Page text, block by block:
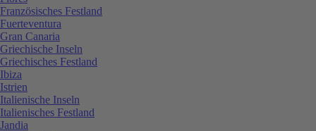
Französisches Festland
Fuerteventura
Gran Canaria
Griechische Inseln
Griechisches Festland
Ibiza
Istrien
Italienische Inseln
Italienisches Festland
Jandia